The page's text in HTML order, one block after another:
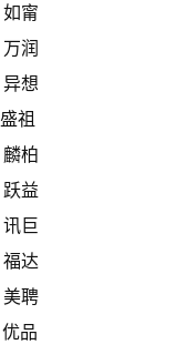
甯
润
想
祖
柏
益
巨
达
聘
品